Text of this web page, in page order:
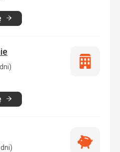
Tylko
Najlepsza